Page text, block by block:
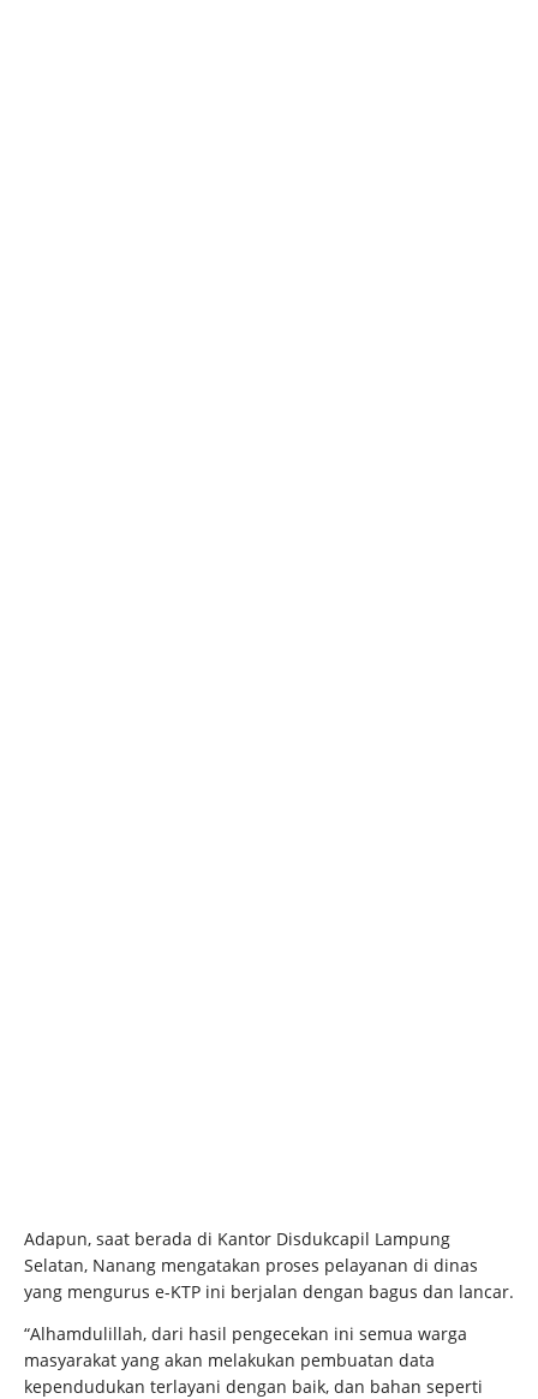
Adapun, saat berada di Kantor Disdukcapil Lampung
Selatan, Nanang mengatakan proses pelayanan di dinas
yang mengurus e-KTP ini berjalan dengan bagus dan lancar.
“Alhamdulillah, dari hasil pengecekan ini semua warga
masyarakat yang akan melakukan pembuatan data
kependudukan terlayani dengan baik, dan bahan seperti